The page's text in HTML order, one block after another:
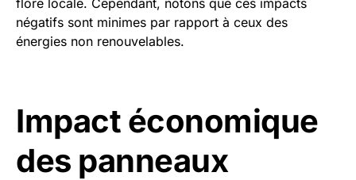
flore locale. Cependant, notons que ces impacts
négatifs sont minimes par rapport à ceux des
énergies non renouvelables.
Impact économique
des panneaux